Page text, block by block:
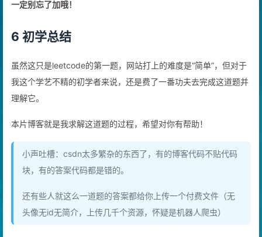
一定别忘了加哦！
6 初学总结
虽然这只是leetcode的第一题，网站打上的难度是“简单”，但对于
我这个学艺不精的初学者来说，还是费了一番功夫去完成这道题并
理解它。
本片博客就是我求解这道题的过程，希望对你有帮助！
小声吐槽：csdn太多繁杂的东西了，有的博客代码不贴代码
块，有的答案代码都是错的。
还有些人就这么一道题的答案都给你上传一个付费文件（无
头像无id无简介，上传几千个资源，怀疑是机器人爬虫）